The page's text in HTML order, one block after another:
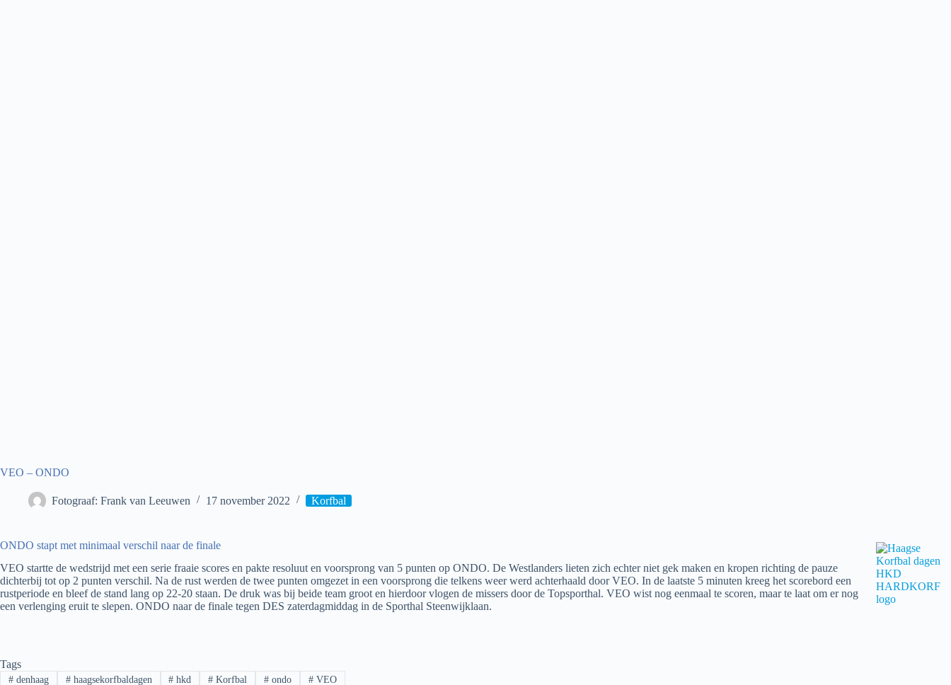
VEO – ONDO
Fotograaf: Frank van Leeuwen 17 november 2022 Korfbal
ONDO stapt met minimaal verschil naar de finale
VEO startte de wedstrijd met een serie fraaie scores en pakte resoluut en voorsprong van 5 punten op ONDO. De Westlanders lieten zich echter niet gek maken en kropen richting de pauze
dichterbij tot op 2 punten verschil. Na de rust werden de twee punten omgezet in een voorsprong die telkens weer werd achterhaald door VEO. In de laatste 5 minuten kreeg het scorebord een
rustperiode en bleef de stand lang op 22-20 staan. De druk was bij beide team groot en hierdoor vlogen de missers door de Topsporthal. VEO wist nog eenmaal te scoren, maar te laat om er nog
een verlenging eruit te slepen. ONDO naar de finale tegen DES zaterdagmiddag in de Sporthal Steenwijklaan.
Tags
#denhaag #haagsekorfbaldagen # hkd # Korfbal # ondo #VEO